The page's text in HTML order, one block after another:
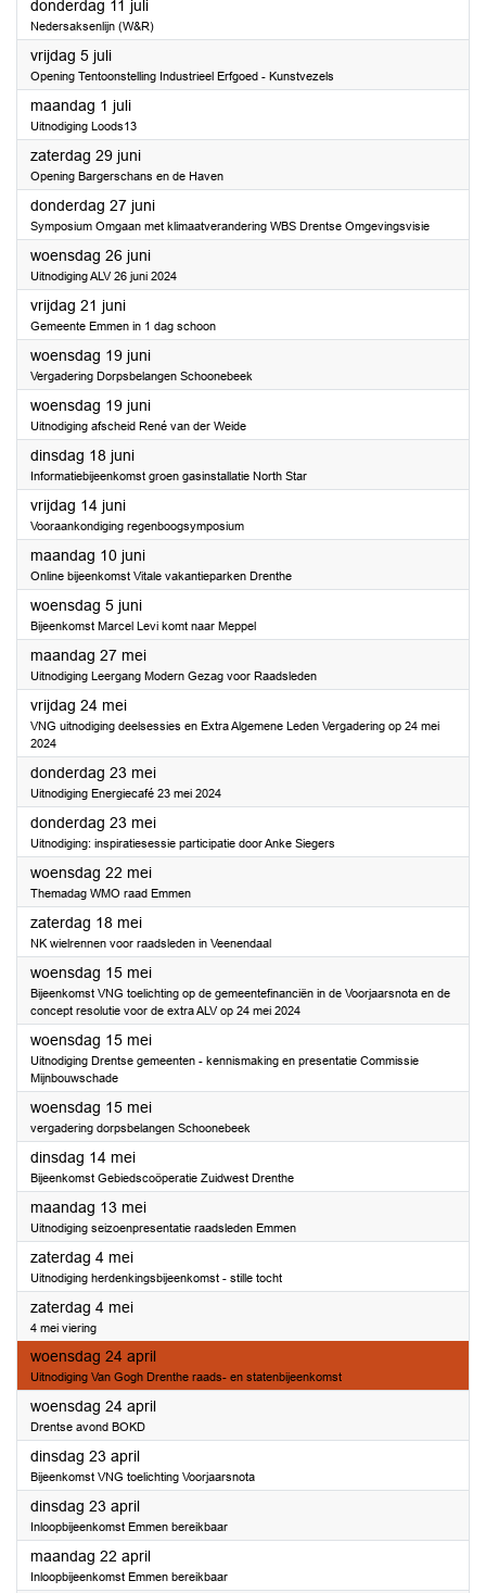
donderdag 11 juli2024
Nedersaksenlijn (W&R)
vrijdag 5 juli2024
Opening Tentoonstelling Industrieel Erfgoed - Kunstvezels
maandag 1 juli2024
Uitnodiging Loods13
zaterdag 29 juni2024
Opening Bargerschans en de Haven
donderdag 27 juni2024
Symposium Omgaan met klimaatverandering WBS Drentse Omgevingsvisie
woensdag 26 juni2024
Uitnodiging ALV 26 juni 2024
vrijdag 21 juni2024
Gemeente Emmen in 1 dag schoon
woensdag 19 juni2024
Vergadering Dorpsbelangen Schoonebeek
woensdag 19 juni2024
Uitnodiging afscheid René van der Weide
dinsdag 18 juni2024
Informatiebijeenkomst groen gasinstallatie North Star
vrijdag 14 juni2024
Vooraankondiging regenboogsymposium
maandag 10 juni2024
Online bijeenkomst Vitale vakantieparken Drenthe
woensdag 5 juni2024
Bijeenkomst Marcel Levi komt naar Meppel
maandag 27 mei2024
Uitnodiging Leergang Modern Gezag voor Raadsleden
vrijdag 24 mei2024
VNG uitnodiging deelsessies en Extra Algemene Leden Vergadering op 24 mei
2024
donderdag 23 mei2024
Uitnodiging Energiecafé 23 mei 2024
donderdag 23 mei2024
Uitnodiging: inspiratiesessie participatie door Anke Siegers
woensdag 22 mei2024
Themadag WMO raad Emmen
zaterdag 18 mei2024
NK wielrennen voor raadsleden in Veenendaal
woensdag 15 mei2024
Bijeenkomst VNG toelichting op de gemeentefinanciën in de Voorjaarsnota en de
concept resolutie voor de extra ALV op 24 mei 2024
woensdag 15 mei2024
Uitnodiging Drentse gemeenten - kennismaking en presentatie Commissie
Mijnbouwschade
woensdag 15 mei2024
vergadering dorpsbelangen Schoonebeek
dinsdag 14 mei2024
Bijeenkomst Gebiedscoöperatie Zuidwest Drenthe
maandag 13 mei2024
Uitnodiging seizoenpresentatie raadsleden Emmen
zaterdag 4 mei2024
Uitnodiging herdenkingsbijeenkomst - stille tocht
zaterdag 4 mei2024
4 mei viering
woensdag 24 april2024
Uitnodiging Van Gogh Drenthe raads- en statenbijeenkomst
woensdag 24 april2024
Drentse avond BOKD
dinsdag 23 april2024
Bijeenkomst VNG toelichting Voorjaarsnota
dinsdag 23 april2024
Inloopbijeenkomst Emmen bereikbaar
maandag 22 april2024
Inloopbijeenkomst Emmen bereikbaar